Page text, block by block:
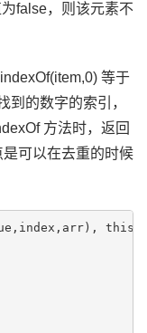
false，则该元素不
等于
到的数字的索引，
方法时，返回
可以在去重的时候